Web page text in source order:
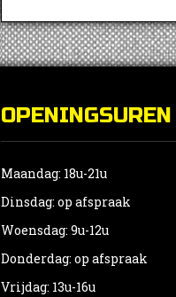
OPENINGSUREN
Maandag: 18u-21u
Dinsdag: op afspraak
Woensdag: 9u-12u
Donderdag: op afspraak
Vrijdag: 13u-16u